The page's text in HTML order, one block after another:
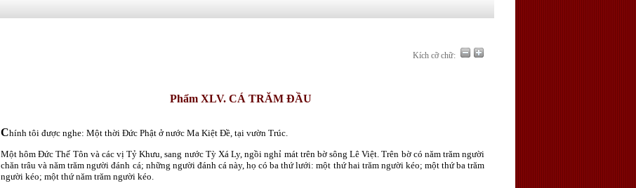
Kích cỡ chữ:
Phẩm XLV.CÁ TRĂM ĐẦU
Chính tôi được nghe: Một thời Ðức Phật ở nước Ma Kiệt Đề, tại vườn Trúc.
Một hôm Ðức Thế Tôn và các vị Tỷ Khưu, sang nước Tỳ Xá Ly, ngồi nghỉ mát trên bờ sông Lê Việt. Trên bờ có năm trăm người
chăn trâu và năm trăm người đánh cá; những người đánh cá này, họ có ba thứ lưới: một thứ hai trăm người kéo; một thứ ba trăm
người kéo; một thứ năm trăm người kéo.